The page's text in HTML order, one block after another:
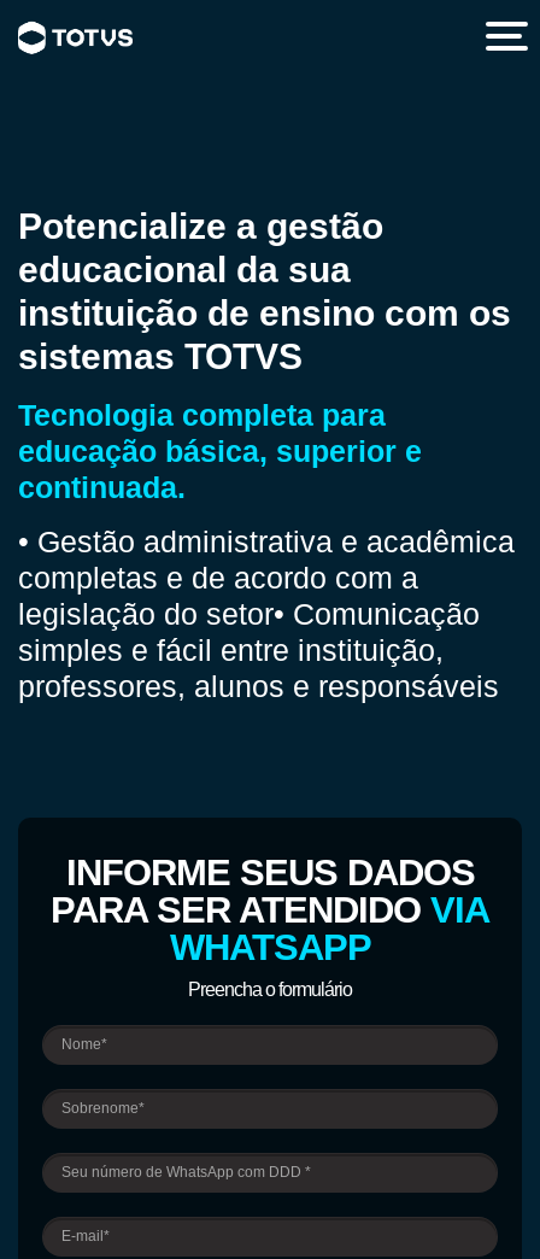
Potencialize a gestão
educacional da sua
instituição de ensino com os
sistemas TOTVS
Tecnologia completa para
educação básica, superior e
continuada.
• Gestão administrativa e acadêmica
completas e de acordo com a
legislação do setor• Comunicação
simples e fácil entre instituição,
professores, alunos e responsáveis
INFORME SEUS DADOS
PARA SER ATENDIDO VIA
WHATSAPP
Preencha o formulário